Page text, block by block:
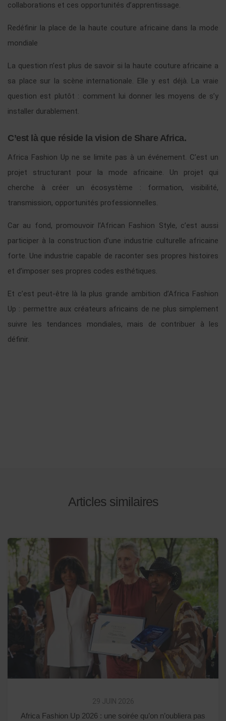
collaborations et ces opportunités d’apprentissage.
Redéfinir la place de la haute couture africaine dans la mode
mondiale
La question n’est plus de savoir si la haute couture africaine a
sa place sur la scène internationale. Elle y est déjà. La vraie
question est plutôt : comment lui donner les moyens de s’y
installer durablement.
C’est là que réside la vision de Share Africa.
Africa Fashion Up ne se limite pas à un événement. C’est un
projet structurant pour la mode africaine. Un projet qui
cherche à créer un écosystème : formation, visibilité,
transmission, opportunités professionnelles.
Car au fond, promouvoir l’African Fashion Style, c’est aussi
participer à la construction d’une industrie culturelle africaine
forte. Une industrie capable de raconter ses propres histoires
et d’imposer ses propres codes esthétiques.
Et c’est peut-être là la plus grande ambition d’Africa Fashion
Up : permettre aux créateurs africains de ne plus simplement
suivre les tendances mondiales, mais de contribuer à les
définir.
Articles similaires
29 JUIN 2026
Africa Fashion Up 2026 : une soirée qu’on n’oubliera pas